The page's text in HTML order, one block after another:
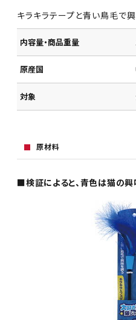
キラキラテープと青い鳥毛で
内容量・商品重量
原産国
対象
原材料
■検証によると、青色は猫の